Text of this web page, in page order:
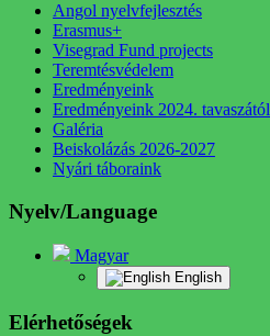
Angol nyelvfejlesztés
Erasmus+
Visegrad Fund projects
Teremtésvédelem
Eredményeink
Eredményeink 2024. tavaszától
Galéria
Beiskolázás 2026-2027
Nyári táboraink
Nyelv/Language
Magyar
English
Elérhetőségek